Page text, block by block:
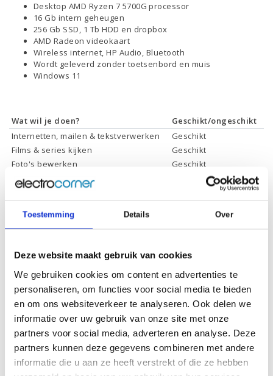
Toestemming Details Over
Deze website maakt gebruik van cookies
We gebruiken cookies om content en advertenties te
personaliseren, om functies voor social media te bieden
en om ons websiteverkeer te analyseren. Ook delen we
informatie over uw gebruik van onze site met onze
partners voor social media, adverteren en analyse. Deze
partners kunnen deze gegevens combineren met andere
informatie die u aan ze heeft verstrekt of die ze hebben
Desktop AMD Ryzen 7 5700G processor
16 Gb intern geheugen
256 Gb SSD, 1 Tb HDD en dropbox
AMD Radeon videokaart
Wireless internet, HP Audio, Bluetooth
Wordt geleverd zonder toetsenbord en muis
Windows 11
Wat wil je doen?
Geschikt/ongeschikt
Internetten, mailen & tekstverwerken
Geschikt
Films & series kijken
Geschikt
Foto's bewerken
Geschikt
Video's bewerken
Geschikt
Gamen
* Systeemvereisten zijn sterk afhankelijk van de games die u wilt spelen,
controleer dit eerst en bepaal daarop uw keuze.
Specificaties
Processor:
AMD Ryzen 7 5700G
Processor
cachegeheugen:
16 Mb
Processor kernen:
8 Cores, 16 Threads
Processor